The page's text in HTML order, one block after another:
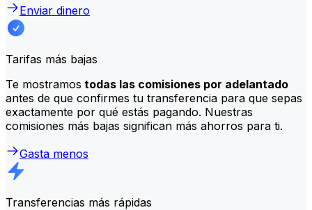
Enviar dinero
Tarifas más bajas
Te mostramos todas las comisiones por adelantado
antes de que confirmes tu transferencia para que sepas
exactamente por qué estás pagando. Nuestras
comisiones más bajas significan más ahorros para ti.
Gasta menos
Transferencias más rápidas